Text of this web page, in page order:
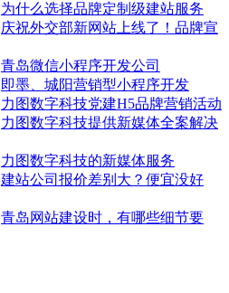
为什么选择品牌定制级建站服务
庆祝外交部新网站上线了！品牌宣
青岛微信小程序开发公司
即墨、城阳营销型小程序开发
力图数字科技党建H5品牌营销活动
力图数字科技提供新媒体全案解决
力图数字科技的新媒体服务
建站公司报价差别大？便宜没好
青岛网站建设时，有哪些细节要